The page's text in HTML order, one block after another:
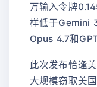
万输入令牌
样低于Gemini
Opus 4.7和
此次发布恰逢
大规模窃取美